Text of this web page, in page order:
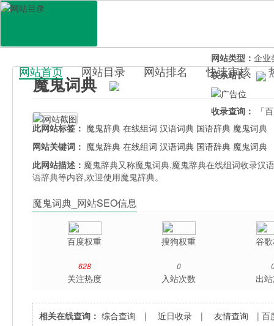
百科目录
网站首页 网站目录 网站排名 快速审核
魔鬼词典
网站类型： 企业
联系站长：
收录查询：
「
此网站标签： 魔鬼辞典 在线组词 汉语词典 国语辞典 魔鬼词典
网站关键词： 魔鬼辞典 在线组词 汉语词典 国语辞典 魔鬼词典
此网站描述： 魔鬼辞典又称魔鬼词典,魔鬼辞典在线组词收录汉
语辞典等内容,欢迎使用魔鬼辞典。
魔鬼词典_网站SEO信息
百度权重 搜狗权重 谷
628
关注热度
0
入站次数 出
相关在线查询： 综合查询 |近日收录 |友情查询 |百